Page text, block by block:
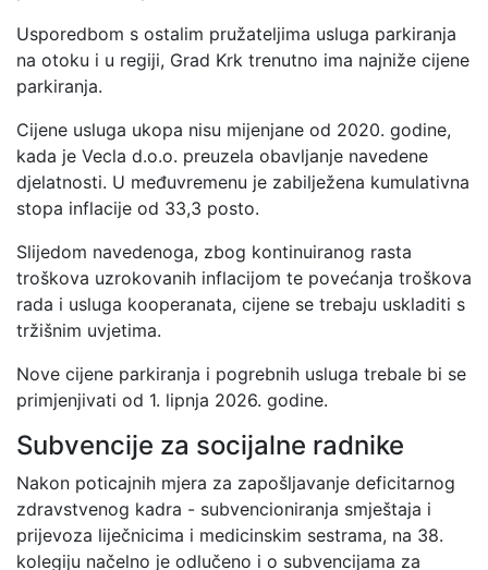
Usporedbom s ostalim pružateljima usluga parkiranja
na otoku i u regiji, Grad Krk trenutno ima najniže cijene
parkiranja.
Cijene usluga ukopa nisu mijenjane od 2020. godine,
kada je Vecla d.o.o. preuzela obavljanje navedene
djelatnosti. U međuvremenu je zabilježena kumulativna
stopa inflacije od 33,3 posto.
Slijedom navedenoga, zbog kontinuiranog rasta
troškova uzrokovanih inflacijom te povećanja troškova
rada i usluga kooperanata, cijene se trebaju uskladiti s
tržišnim uvjetima.
Nove cijene parkiranja i pogrebnih usluga trebale bi se
primjenjivati od 1. lipnja 2026. godine.
Subvencije za socijalne radnike
Nakon poticajnih mjera za zapošljavanje deficitarnog
zdravstvenog kadra - subvencioniranja smještaja i
prijevoza liječnicima i medicinskim sestrama, na 38.
kolegiju načelno je odlučeno i o subvencijama za